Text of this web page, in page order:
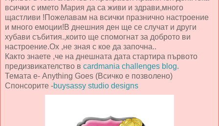
всички с името Мария да са живи и здрави,много
щастливи !Пожелавам на всички празнично настроение
и много емоции!В днешния ден ще се случат и други
хубави събития.,които ще спомогнат за доброто ви
настроение.Ох ,не зная с кое да започна..
Както знаете ,че на днешната дата стартира първото
предизвикателство в cardmania challenges blog.
Темата е- Anything Goes (Всичко е позволено)
Спонсорите -buysassy studio designs